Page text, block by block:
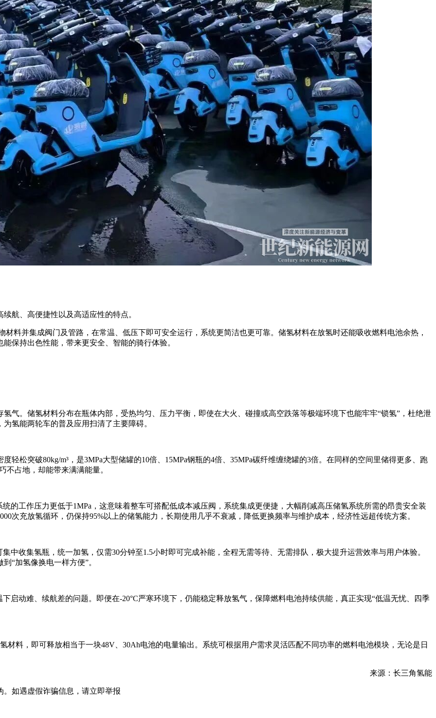
航、高便捷性以及高适应性的特点。
料并集成阀门及管路，在常温、低压下即可安全运行，系统更简洁也更可靠。储氢材料在放氢时还能吸收燃料电池余热，
保持出色性能，带来更安全、智能的骑行体验。
气。储氢材料分布在瓶体内部，受热均匀、压力平衡，即使在大火、碰撞或高空跌落等极端环境下也能牢牢“锁氢”，杜绝泄
氢能两轮车的普及应用扫清了主要障碍。
轻松突破80kg/m³，是3MPa大型储罐的10倍、15MPa钢瓶的4倍、35MPa碳纤维缠绕罐的3倍。在同样的空间里储得更多、跑
不占地，却能带来满满能量。
的工作压力更低于1MPa，这意味着整车可搭配低成本减压阀，系统集成更便捷，大幅削减高压储氢系统所需的昂贵安全装
次充放氢循环，仍保持95%以上的储氢能力，长期使用几乎不衰减，降低更换频率与维护成本，经济性远超传统方案。
中收集氢瓶，统一加氢，仅需30分钟至1.5小时即可完成补能，全程无需等待、无需排队，极大提升运营效率与用户体验。
“加氢像换电一样方便”。
启动难、续航差的问题。即便在-20°C严寒环境下，仍能稳定释放氢气，保障燃料电池持续供能，真正实现“低温无忧、四季
材料，即可释放相当于一块48V、30Ah电池的电量输出。系统可根据用户需求灵活匹配不同功率的燃料电池模块，无论是日
来源：长三角氢能
如遇虚假诈骗信息，请立即举报